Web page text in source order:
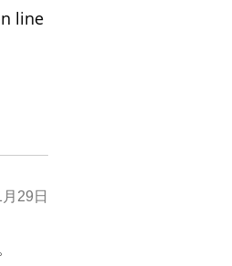
line
29日